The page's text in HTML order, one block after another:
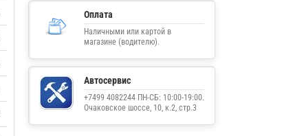
Оплата
Наличными или картой в
магазине (водителю).
Автосервис
+7499 4082244 ПН-СБ: 10:00-19:00.
Очаковское шоссе, 10, к.2, стр.3